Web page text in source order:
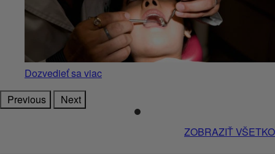
Dozvedieť sa viac
Previous
Next
ZOBRAZIŤ VŠETKO